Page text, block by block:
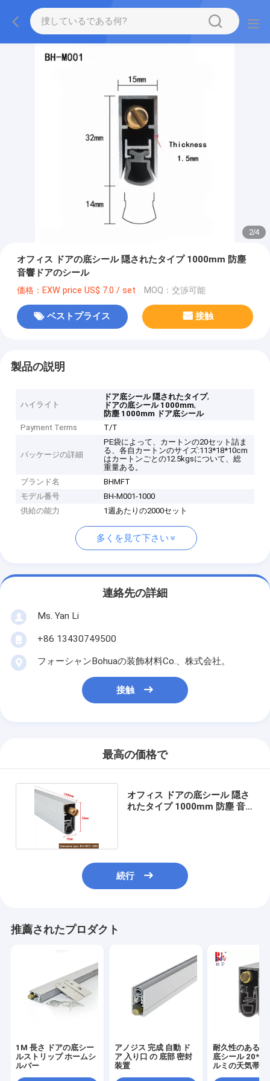
2/4
オフィス ドアの底シール 隠されたタイプ 1000mm 防塵
音響ドアのシール
価格：EXW price US$ 7.0 / set MOQ：交渉可能
ベストプライス 接触
製品の説明
ハイライト
ドア底シール 隠されたタイプ,
ドアの底シール 1000mm,
防塵 1000mm ドア底シール
Payment Terms
T/T
パッケージの詳細
PE袋によって、カートンの20セット詰ま
る、各自カートンのサイズ:113*18*10cm
はカートンごとの12.5kgsについて、総
重量ある。
ブランド名
BHMFT
モデル番号
BH-M001-1000
供給の能力
1週あたりの2000セット
多くを見て下さい
連絡先の詳細
Ms. Yan Li
+86 13430749500
フォーシャンBohuaの装飾材料Co.、株式会社。
接触
最高の価格で
オフィス ドアの底シール 隠さ
れたタイプ 1000mm 防塵 音
続行
推薦されたプロダクト
1M 長さ ドアの底シー
ルストリップ ホームシ
ルバー
アノジス 完成 自動 ド
ア 入り口 の 底部 密封
装置
耐久性のある自
底シール
ルミの天気帯